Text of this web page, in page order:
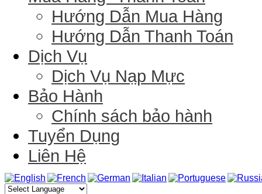
Hướng Dẫn Mua Hàng
Hướng Dẫn Thanh Toán
Dịch Vụ
Dịch Vụ Nạp Mực
Bảo Hành
Chính sách bảo hành
Tuyển Dụng
Liên Hệ